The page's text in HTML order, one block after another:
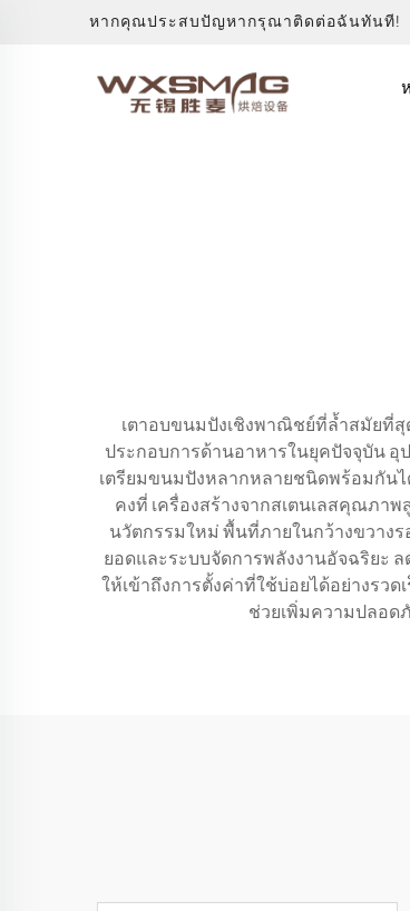
หากคุณประสบปัญหากรุณาติดต่อฉันทันที!
เตาอบขนมปังเชิงพาณิชย์ที่ล้ำสมัยที่สุ
ประกอบการด้านอาหารในยุคปัจจุบัน อุ
เตรียมขนมปังหลากหลายชนิดพร้อมกัน
คงที่ เครื่องสร้างจากสเตนเลสคุณภา
นวัตกรรมใหม่ พื้นที่ภายในกว้างขวาง
ยอดและระบบจัดการพลังงานอัจฉริยะ
ให้เข้าถึงการตั้งค่าที่ใช้บ่อยได้อย่างร
ช่วยเพิ่มความปลอ